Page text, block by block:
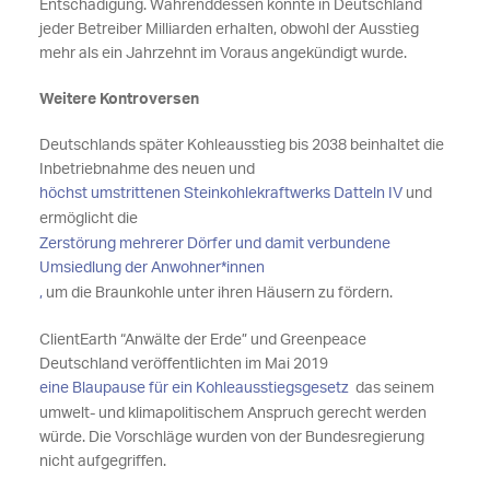
Entschädigung. Währenddessen könnte in Deutschland
jeder Betreiber Milliarden erhalten, obwohl der Ausstieg
mehr als ein Jahrzehnt im Voraus angekündigt wurde.
Weitere Kontroversen
Deutschlands später Kohleausstieg bis 2038 beinhaltet die
Inbetriebnahme des neuen und
höchst umstrittenen Steinkohlekraftwerks Datteln IVund
ermöglicht die
Zerstörung mehrerer Dörfer und damit verbundene
Umsiedlung der Anwohner*innen
, um die Braunkohle unter ihren Häusern zu fördern.
ClientEarth “Anwälte der Erde” und Greenpeace
Deutschland veröffentlichten im Mai 2019
eine Blaupause für ein Kohleausstiegsgesetzdas seinem
umwelt- und klimapolitischem Anspruch gerecht werden
würde. Die Vorschläge wurden von der Bundesregierung
nicht aufgegriffen.